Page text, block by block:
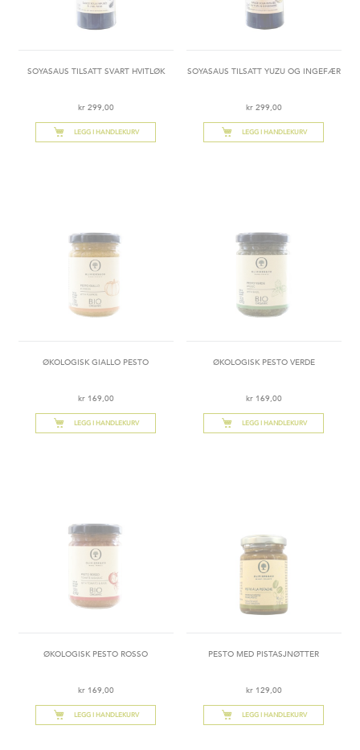
SOYASAUS TILSATT SVART HVITLØK​
kr 299,00
LEGG I HANDLEKURV
SOYASAUS TILSATT YUZU OG INGEFÆR​
kr 299,00
LEGG I HANDLEKURV
ØKOLOGISK GIALLO PESTO
kr 169,00
LEGG I HANDLEKURV
ØKOLOGISK PESTO VERDE
kr 169,00
LEGG I HANDLEKURV
ØKOLOGISK PESTO ROSSO
kr 169,00
LEGG I HANDLEKURV
PESTO MED PISTASJNØTTER
kr 129,00
LEGG I HANDLEKURV